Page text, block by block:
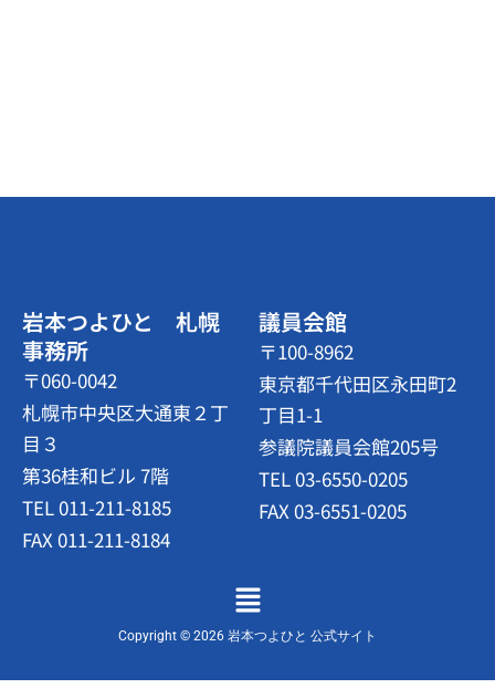
岩本つよひと 札幌
事務所
〒060-0042
札幌市中央区大通東２丁
目３
第36桂和ビル 7階
TEL 011-211-8185
FAX 011-211-8184
議員会館
〒100-8962
東京都千代田区永田町2
丁目1-1
参議院議員会館205号
TEL 03-6550-0205
FAX 03-6551-0205
メ
ニ
ュ
Copyright © 2026 岩本つよひと 公式サイト